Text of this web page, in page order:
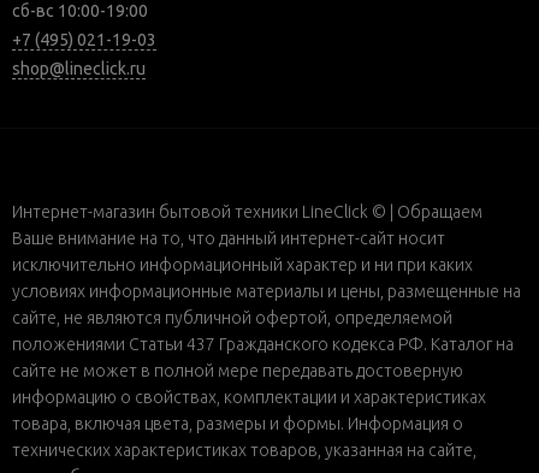
сб-вс 10:00-19:00
+7 (495) 021-19-03
shop@lineclick.ru
Интернет-магазин бытовой техники LineClick © | Обращаем
Ваше внимание на то, что данный интернет-сайт носит
исключительно информационный характер и ни при каких
условиях информационные материалы и цены, размещенные на
сайте, не являются публичной офертой, определяемой
положениями Статьи 437 Гражданского кодекса РФ. Каталог на
сайте не может в полной мере передавать достоверную
информацию о свойствах, комплектации и характеристиках
товара, включая цвета, размеры и формы. Информация о
технических характеристиках товаров, указанная на сайте,